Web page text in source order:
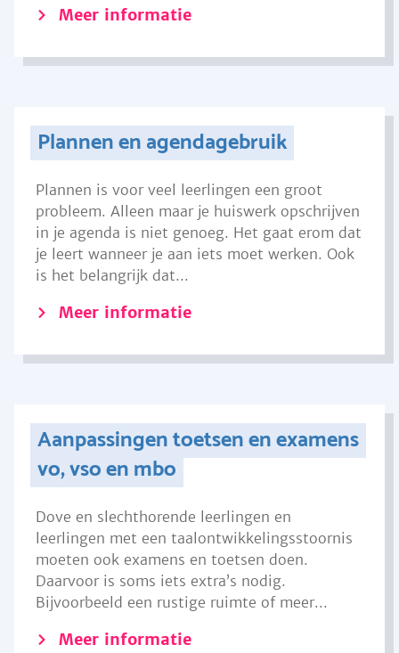
Meer informatie
Plannen en agendagebruik
Plannen is voor veel leerlingen een groot
probleem. Alleen maar je huiswerk opschrijven
in je agenda is niet genoeg. Het gaat erom dat
je leert wanneer je aan iets moet werken. Ook
is het belangrijk dat...
Meer informatie
Aanpassingen toetsen en examens
vo, vso en mbo
Dove en slechthorende leerlingen en
leerlingen met een taalontwikkelingsstoornis
moeten ook examens en toetsen doen.
Daarvoor is soms iets extra’s nodig.
Bijvoorbeeld een rustige ruimte of meer...
Meer informatie